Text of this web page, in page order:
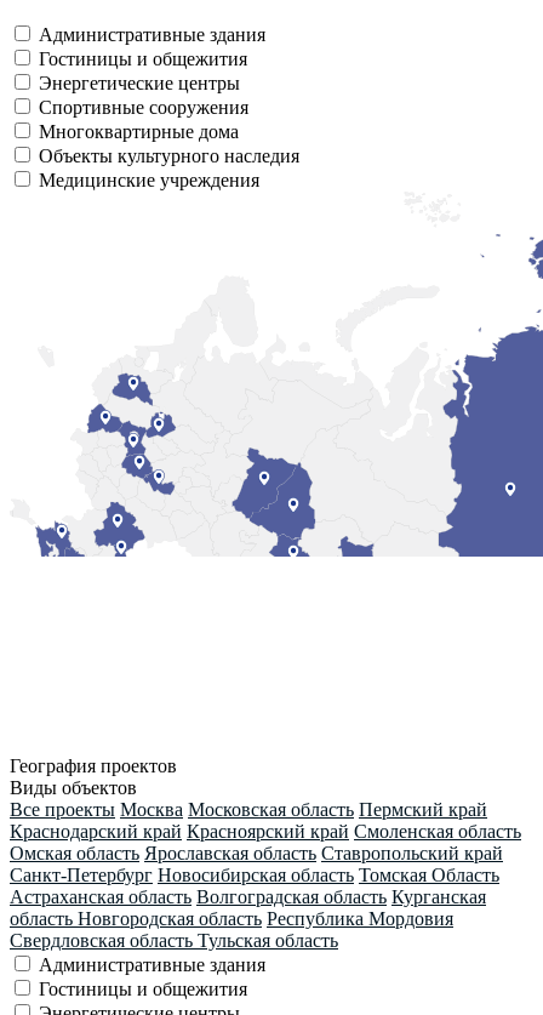
Административные здания
Гостиницы и общежития
Энергетические центры
Спортивные сооружения
Многоквартирные дома
Объекты культурного наследия
Медицинские учреждения
География проектов
Виды объектов
Все проекты Москва Московская область Пермский край
Краснодарский край Красноярский край Смоленская область
Омская область Ярославская область Ставропольский край
Санкт-Петербург Новосибирская область Томская Область
Астраханская область Волгоградская область Курганская
область Новгородская область Республика Мордовия
Свердловская область Тульская область
Административные здания
Гостиницы и общежития